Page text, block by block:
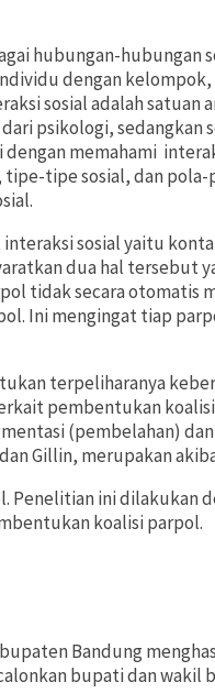
hubungan-hubungan
dengan
sosial adalah satuan
psikologi, sedangkan
memahami
tipe sosial, dan
sosial yaitu
dua hal tersebut
tidak secara otomatis
Ini mengingat tiap
terpeliharanya
pembentukan
(pembelahan)
Gillin, merupakan
Penelitian ini dilakukan
koalisi parpol.
Bandung
bupati dan wakil